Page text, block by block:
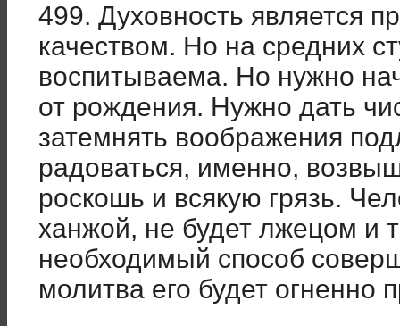
499. Духовность является
качеством. Но на средних
воспитываема. Но нужно
от рождения. Нужно дать
затемнять воображения
радоваться, именно,
роскошь и всякую грязь.
ханжой, не будет лжецом и
необходимый способ
молитва его будет огненно